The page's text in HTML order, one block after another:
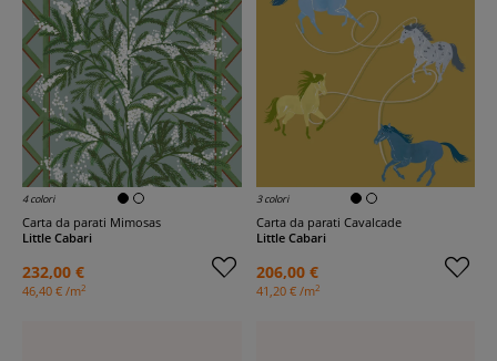
4 colori
Carta da parati Mimosas
Little Cabari
232,00 €
46,40 € /m2
3 colori
Carta da parati Cavalcade
Little Cabari
206,00 €
41,20 € /m2